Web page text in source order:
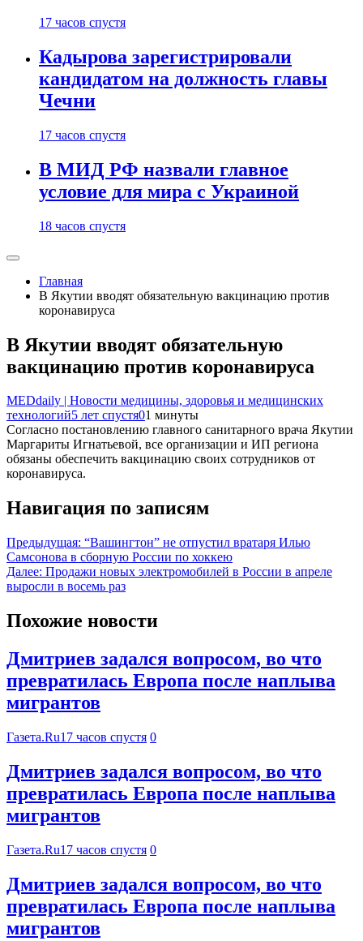
17 часов спустя
Кадырова зарегистрировали
кандидатом на должность главы
Чечни
17 часов спустя
В МИД РФ назвали главное
условие для мира с Украиной
18 часов спустя
Главная
В Якутии вводят обязательную вакцинацию против
коронавируса
В Якутии вводят обязательную
вакцинацию против коронавируса
MEDdaily | Hовости медицины, здоровья и медицинских
технологий5 лет спустя01 минуты
Согласно постановлению главного санитарного врача Якутии
Маргариты Игнатьевой, все организации и ИП региона
обязаны обеспечить вакцинацию своих сотрудников от
коронавируса.
Навигация по записям
Предыдущая: “Вашингтон” не отпустил вратаря Илью
Самсонова в сборную России по хоккею
Далее: Продажи новых электромобилей в России в апреле
выросли в восемь раз
Похожие новости
Дмитриев задался вопросом, во что
превратилась Европа после наплыва
мигрантов
Газета.Ru17 часов спустя 0
Дмитриев задался вопросом, во что
превратилась Европа после наплыва
мигрантов
Газета.Ru17 часов спустя 0
Дмитриев задался вопросом, во что
превратилась Европа после наплыва
мигрантов